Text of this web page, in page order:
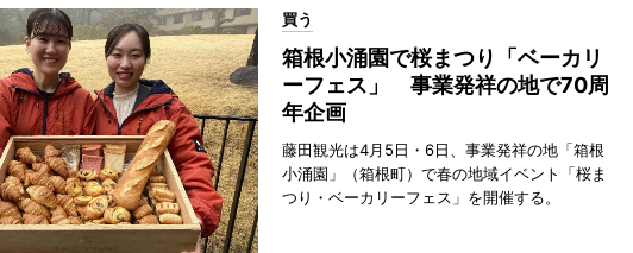
買う
箱根小涌園で桜まつり「ベーカリ
ーフェス」 事業発祥の地で70周
年企画
藤田観光は4月5日・6日、事業発祥の地「箱根
小涌園」（箱根町）で春の地域イベント「桜ま
つり・ベーカリーフェス」を開催する。